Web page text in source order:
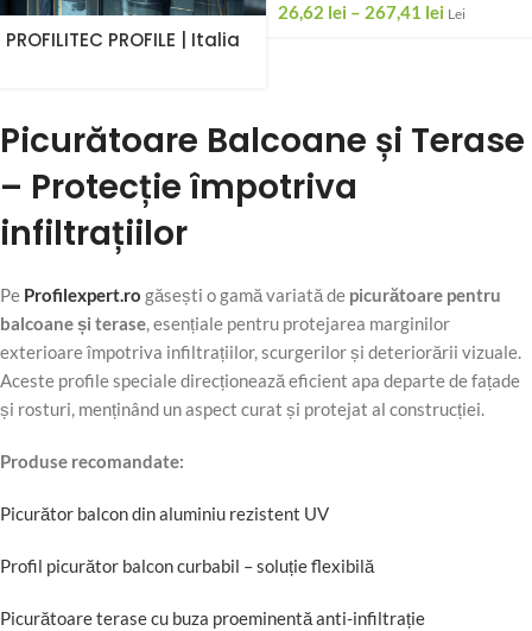
26,62 lei – 267,41 lei Lei
PROFILITEC PROFILE | Italia
Picurătoare Balcoane și Terase
– Protecție împotriva
infiltrațiilor
Pe Profilexpert.ro găsești o gamă variată de picurătoare pentru
balcoane și terase, esențiale pentru protejarea marginilor
exterioare împotriva infiltrațiilor, scurgerilor și deteriorării vizuale.
Aceste profile speciale direcționează eficient apa departe de fațade
și rosturi, menținând un aspect curat și protejat al construcției.
Produse recomandate:
Picurător balcon din aluminiu rezistent UV
Profil picurător balcon curbabil – soluție flexibilă
Picurătoare terase cu buza proeminentă anti-infiltrație